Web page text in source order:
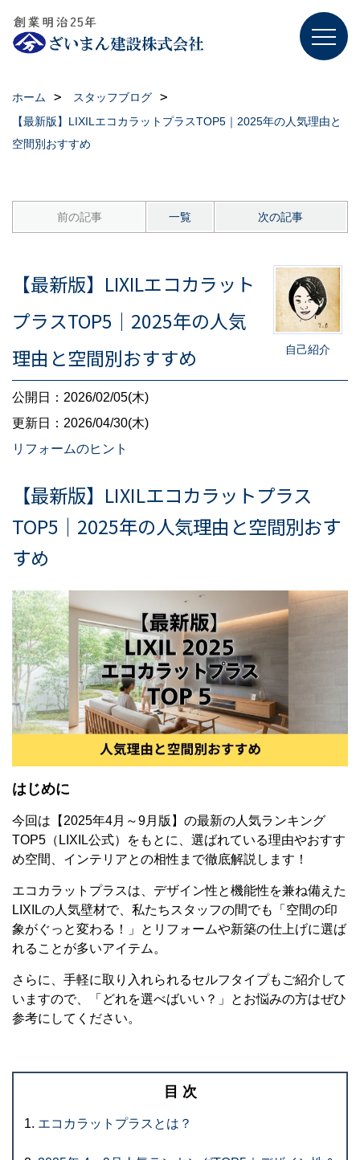
ホーム
スタッフブログ
【最新版】LIXILエコカラットプラスTOP5｜2025年の人気理由と
空間別おすすめ
前の記事 一覧 次の記事
自己紹介
【最新版】LIXILエコカラット
プラスTOP5｜2025年の人気
理由と空間別おすすめ
公開日：2026/02/05(木)
更新日：2026/04/30(木)
リフォームのヒント
【最新版】LIXILエコカラットプラス
TOP5｜2025年の人気理由と空間別おす
すめ
はじめに
今回は【2025年4月～9月版】の最新の人気ランキング
TOP5（LIXIL公式）をもとに、選ばれている理由やおすす
め空間、インテリアとの相性まで徹底解説します！
エコカラットプラスは、デザイン性と機能性を兼ね備えた
LIXILの人気壁材で、私たちスタッフの間でも「空間の印
象がぐっと変わる！」とリフォームや新築の仕上げに選ば
れることが多いアイテム。
さらに、手軽に取り入れられるセルフタイプもご紹介して
いますので、「どれを選べばいい？」とお悩みの方はぜひ
参考にしてください。
目 次
エコカラットプラスとは？